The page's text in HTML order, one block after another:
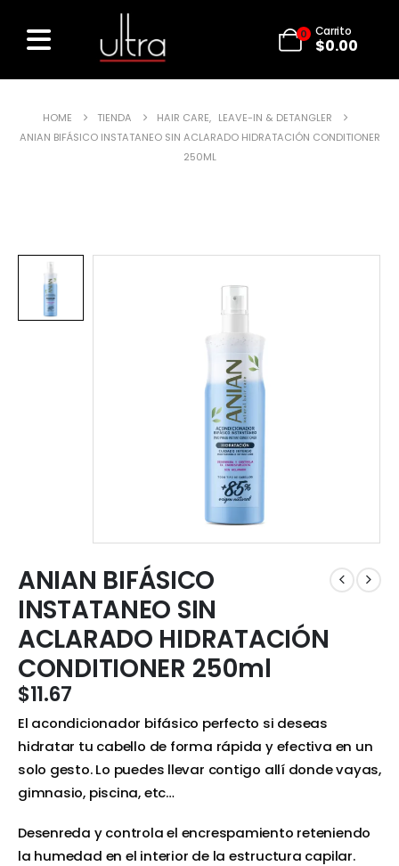
0 Carrito
$0.00
HOME TIENDA HAIR CARE, LEAVE-IN & DETANGLER
ANIAN BIFÁSICO INSTATANEO SIN ACLARADO HIDRATACIÓN CONDITIONER
250ML
ANIAN BIFÁSICO
INSTATANEO SIN
ACLARADO HIDRATACIÓN
CONDITIONER 250ml
$11.67
El acondicionador bifásico perfecto si deseas
hidratar tu cabello de forma rápida y efectiva en un
solo gesto. Lo puedes llevar contigo allí donde vayas,
gimnasio, piscina, etc…
Desenreda y controla el encrespamiento reteniendo
la humedad en el interior de la estructura capilar.